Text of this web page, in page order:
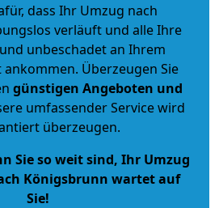
dass Ihr Umzug nach
verläuft und alle Ihre
unbeschadet an Ihrem
Überzeugen Sie
günstigen Angeboten und
umfassender Service wird
überzeugen.
Sie so weit sind, Ihr Umzug
Königsbrunn wartet auf
Sie!